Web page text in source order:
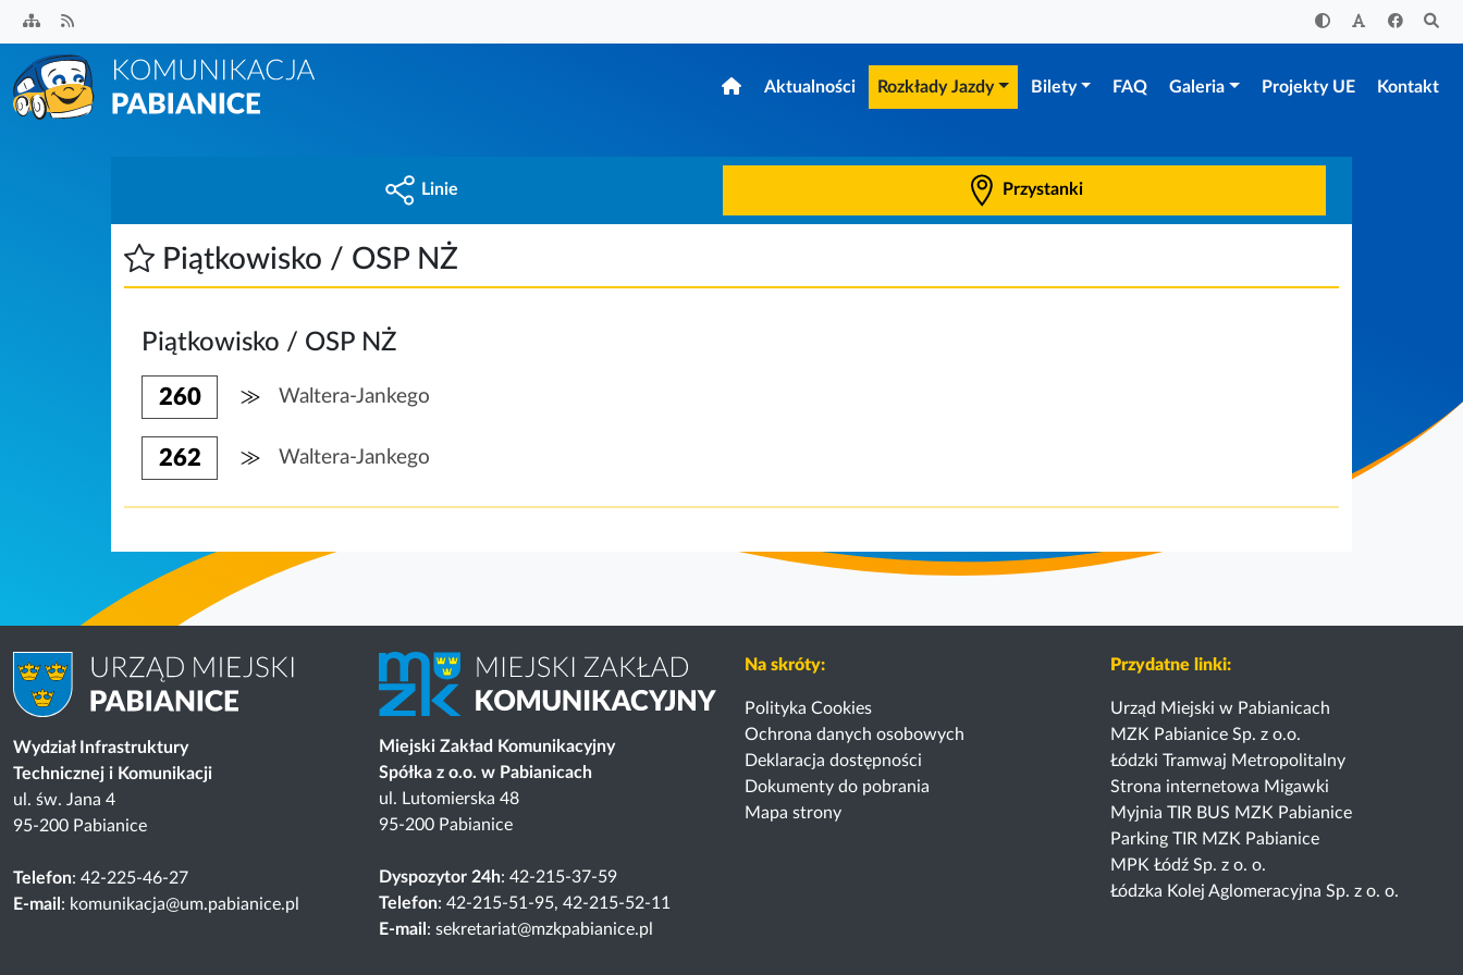
Przejdź
do
treści
Aktualności Rozkłady Jazdy Bilety FAQ Galeria Projekty UE Kontakt
Linie Przystanki
Piątkowisko / OSP NŻ
Piątkowisko / OSP NŻ
260 Waltera-Jankego
262 Waltera-Jankego
Wydział Infrastruktury
Technicznej i Komunikacji
ul. św. Jana 4
95-200 Pabianice
Telefon: 42-225-46-27
E-mail : komunikacja@um.pabianice.pl
Miejski Zakład Komunikacyjny
Spółka z o.o. w Pabianicach
ul. Lutomierska 48
95-200 Pabianice
Dyspozytor 24h: 42-215-37-59
Telefon: 42-215-51-95, 42-215-52-11
E-mail : sekretariat@mzkpabianice.pl
Na skróty:
Polityka Cookies
Ochrona danych osobowych
Deklaracja dostępności
Dokumenty do pobrania
Mapa strony
Przydatne linki:
Urząd Miejski w Pabianicach
MZK Pabianice Sp. z o.o.
Łódzki Tramwaj Metropolitalny
Strona internetowa Migawki
Myjnia TIR BUS MZK Pabianice
Parking TIR MZK Pabianice
MPK Łódź Sp. z o. o.
Łódzka Kolej Aglomeracyjna Sp. z o. o.